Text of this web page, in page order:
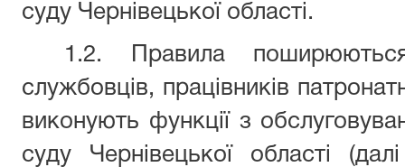
суду Чернівецької області.
1.2. Правила
службовців, працівників
виконують функції з
суду Чернівецької області